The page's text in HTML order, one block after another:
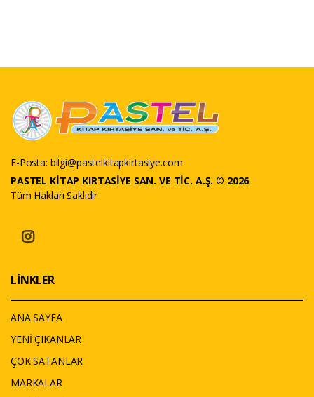
E-Posta: bilgi@pastelkitapkirtasiye.com
PASTEL KİTAP KIRTASİYE SAN. VE TİC. A.Ş. © 2026
Tüm Hakları Saklıdır
LİNKLER
ANA SAYFA
YENİ ÇIKANLAR
ÇOK SATANLAR
MARKALAR